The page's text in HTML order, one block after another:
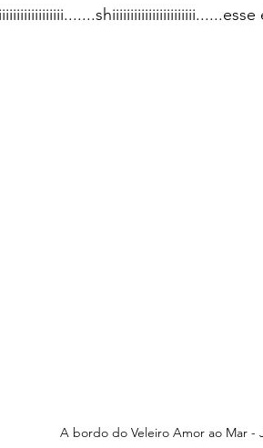
A bordo do Veleiro Amor ao Mar -